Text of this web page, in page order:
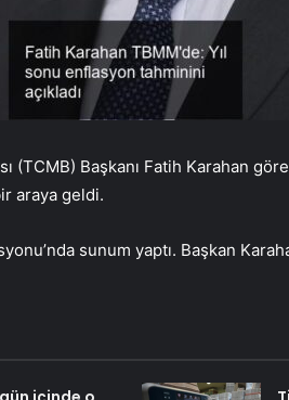
Başkanı Fatih Karahan
araya geldi.
sunum yaptı. Başkan